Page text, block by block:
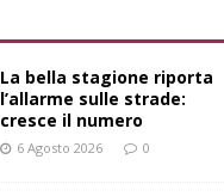
La bella stagione riporta
l’allarme sulle strade:
cresce il numero
6 Agosto 2026 0